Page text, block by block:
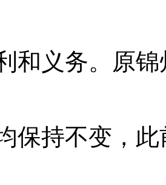
和义务。原
保持不变，